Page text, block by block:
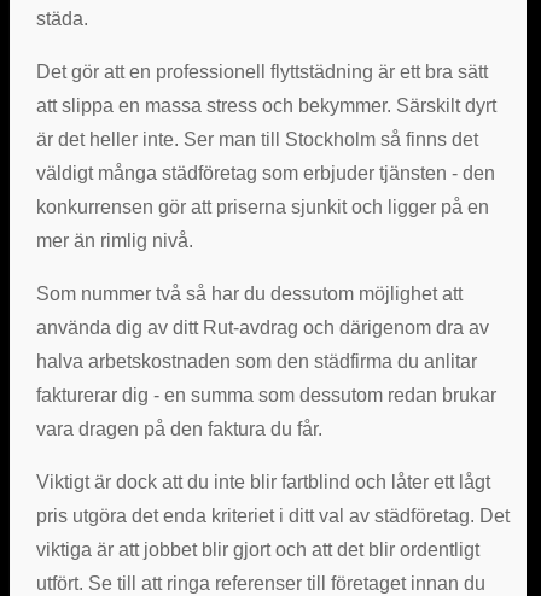
städa.
Det gör att en professionell flyttstädning är ett bra sätt
att slippa en massa stress och bekymmer. Särskilt dyrt
är det heller inte. Ser man till Stockholm så finns det
väldigt många städföretag som erbjuder tjänsten - den
konkurrensen gör att priserna sjunkit och ligger på en
mer än rimlig nivå.
Som nummer två så har du dessutom möjlighet att
använda dig av ditt Rut-avdrag och därigenom dra av
halva arbetskostnaden som den städfirma du anlitar
fakturerar dig - en summa som dessutom redan brukar
vara dragen på den faktura du får.
Viktigt är dock att du inte blir fartblind och låter ett lågt
pris utgöra det enda kriteriet i ditt val av städföretag. Det
viktiga är att jobbet blir gjort och att det blir ordentligt
utfört. Se till att ringa referenser till företaget innan du